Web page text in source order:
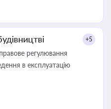
+5
регулювання
в експлуатацію